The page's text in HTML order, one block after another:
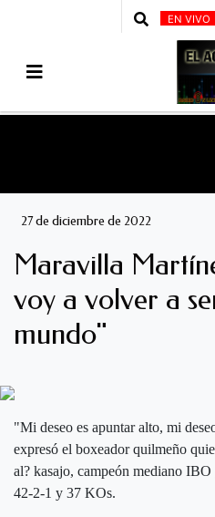
EN VIVO
27 de diciembre de 2022
Maravilla
voy a volver a
mundo"
"Mi deseo es apuntar alto, mi
expresó el boxeador quilmeño
al? kasajo, campeón mediano
42-2-1 y 37 KOs.